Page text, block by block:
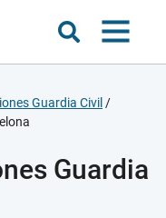
Guardia Civil /
Guardia